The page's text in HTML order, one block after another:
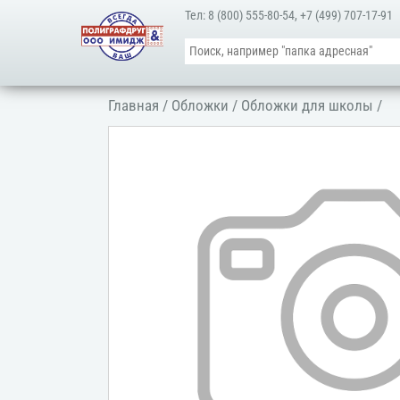
Тел: 8 (800) 555-80-54,+7 (499) 707-17-91
Главная / Обложки / Обложки для школы /